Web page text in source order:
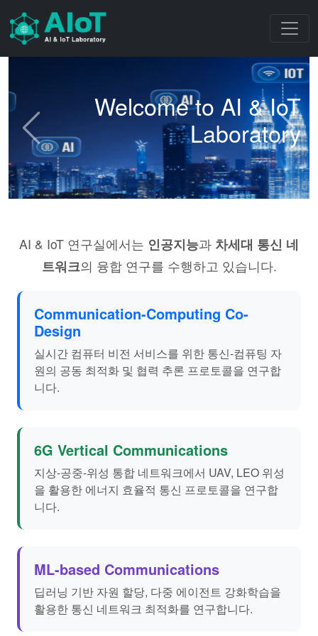
Welcome to AI & IoT
Laboratory
Previous Next
AI & IoT 연구실에서는 인공지능과 차세대 통신 네
트워크의 융합 연구를 수행하고 있습니다.
Communication-Computing Co-
Design
실시간 컴퓨터 비전 서비스를 위한 통신-컴퓨팅 자
원의 공동 최적화 및 협력 추론 프로토콜을 연구합
니다.
6G Vertical Communications
지상-공중-위성 통합 네트워크에서 UAV, LEO 위성
을 활용한 에너지 효율적 통신 프로토콜을 연구합
니다.
ML-based Communications
딥러닝 기반 자원 할당, 다중 에이전트 강화학습을
활용한 통신 네트워크 최적화를 연구합니다.